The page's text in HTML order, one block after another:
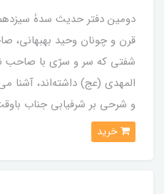
دومین دفتر حدیث سدۀ
قرن و چونان وحید بهبهانی،
شفتی که سر و سرّی با صاحب
المهدی (عج) داشته‌اند، آشنا
و شرحی بر شرفیابی جناب